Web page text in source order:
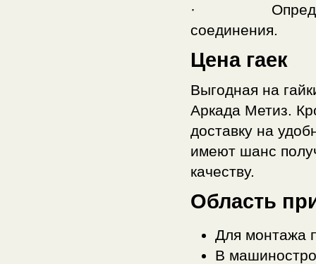
· Определите
соединения.
Цена гаек
Выгодная на
Аркада Метиз.
доставку на
имеют шанс
качеству.
Область
Для монтажа
В